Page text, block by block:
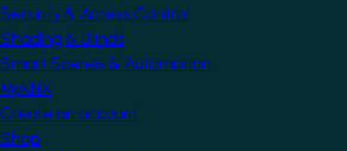
Security & Access Control
Shading & Blinds
Smart Scenes & Automation
MyKNX
Create an account
Shop